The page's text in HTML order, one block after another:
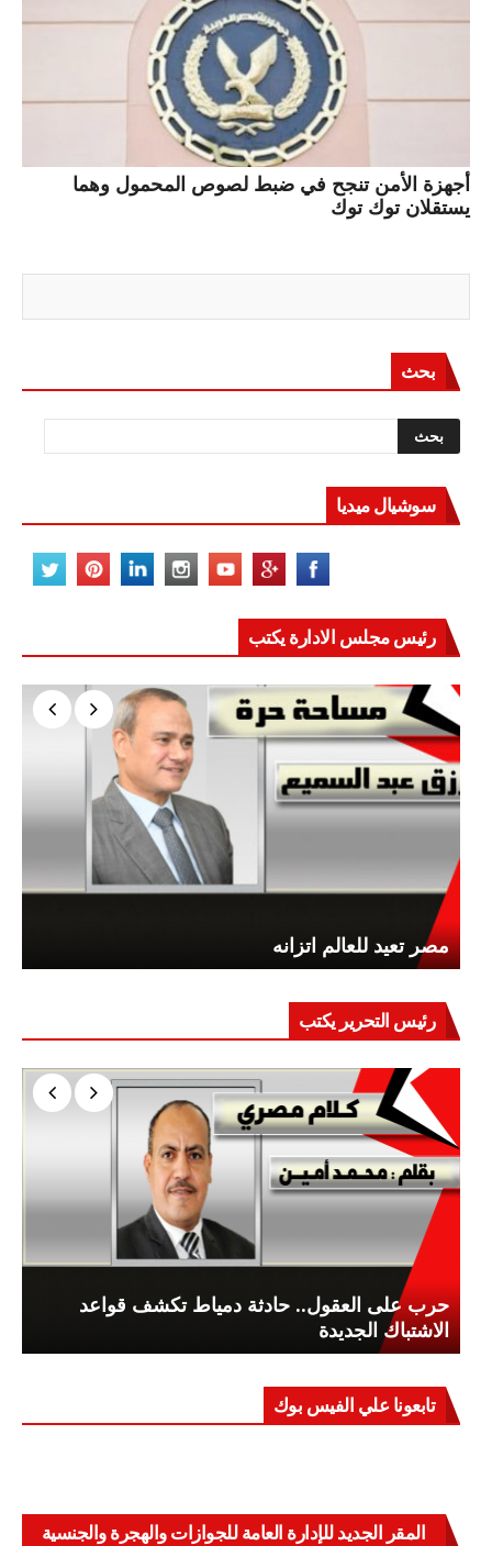
أجهزة الأمن تنجح في ضبط لصوص المحمول وهما
يستقلان توك توك
بحث
سوشيال ميديا
رئيس مجلس الادارة يكتب
مصر تعيد للعالم اتزانه
رئيس التحرير يكتب
حرب على العقول.. حادثة دمياط تكشف قواعد
الاشتباك الجديدة
تابعونا علي الفيس بوك
المقر الجديد للإدارة العامة للجوازات والهجرة والجنسية